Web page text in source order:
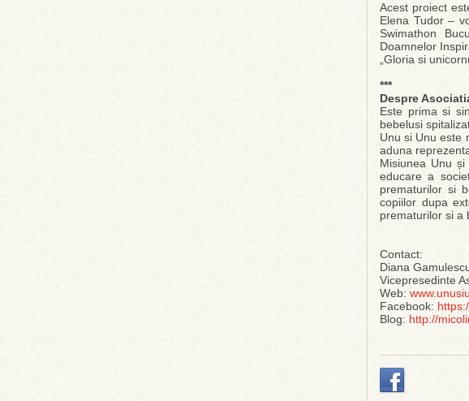
Acest proiect
Elena Tudor –
Swimathon
Doamnelor
„Gloria si
***
Despre
Este prima si
bebelusi
Unu si Unu este
aduna
Misiunea Unu
educare a
prematurilor si
copiilor dupa
prematurilor si a
Contact:
Diana
Vicepresedinte
Web:
Facebook:
Blog: http://